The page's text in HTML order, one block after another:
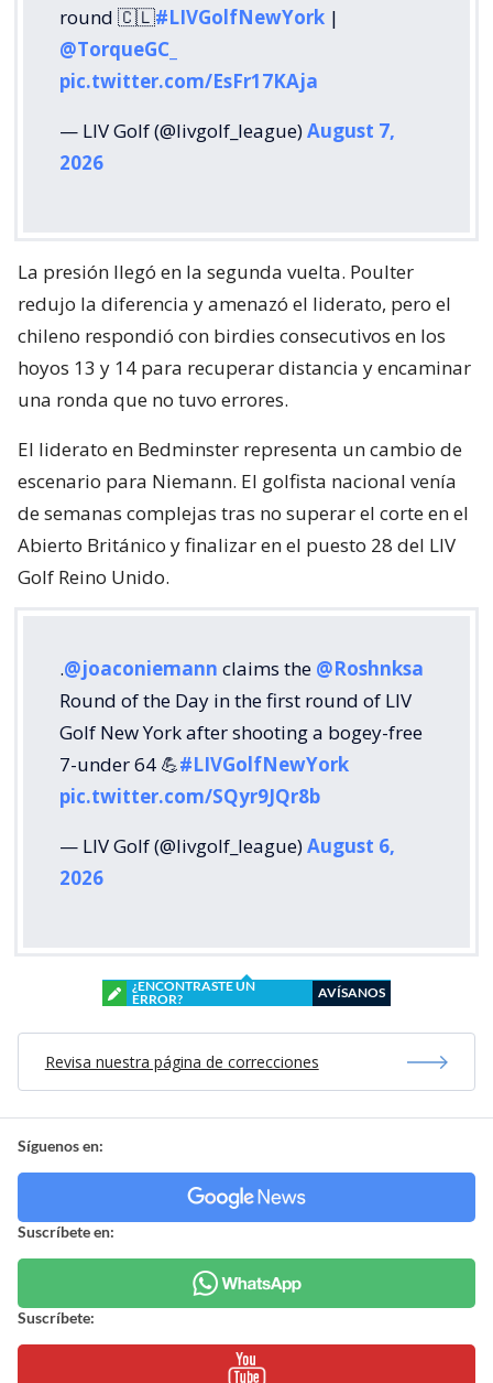
round 🇨🇱#LIVGolfNewYork |
@TorqueGC_
pic.twitter.com/EsFr17KAja
— LIV Golf (@livgolf_league)August 7,
2026
La presión llegó en la segunda vuelta. Poulter
redujo la diferencia y amenazó el liderato, pero el
chileno respondió con birdies consecutivos en los
hoyos 13 y 14 para recuperar distancia y encaminar
una ronda que no tuvo errores.
El liderato en Bedminster representa un cambio de
escenario para Niemann. El golfista nacional venía
de semanas complejas tras no superar el corte en el
Abierto Británico y finalizar en el puesto 28 del LIV
Golf Reino Unido.
.@joaconiemann claims the @Roshnksa
Round of the Day in the first round of LIV
Golf New York after shooting a bogey-free
7-under 64 💪#LIVGolfNewYork
pic.twitter.com/SQyr9JQr8b
— LIV Golf (@livgolf_league)August 6,
2026
¿ENCONTRASTE UN
ERROR?
AVÍSANOS
Revisa nuestra página de correcciones
Síguenos en:
Suscríbete en:
Suscríbete: